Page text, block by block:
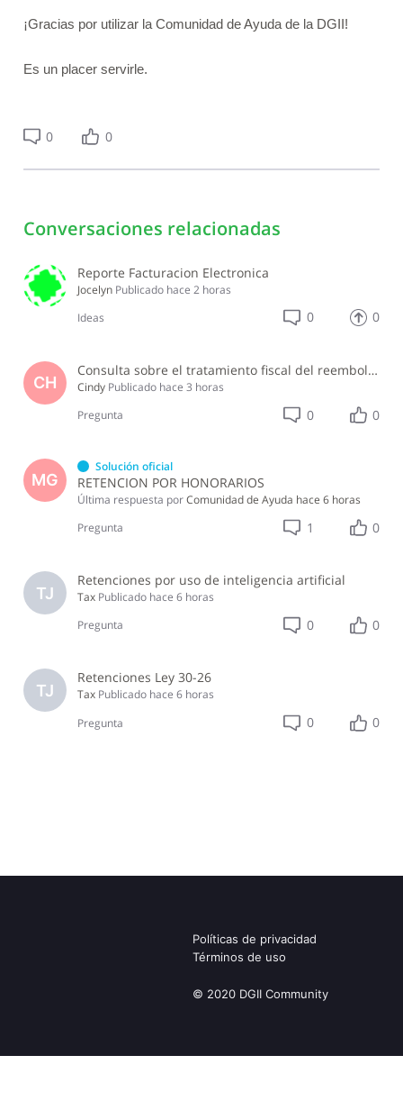
¡Gracias por utilizar la Comunidad de Ayuda de la DGII!
Es un placer servirle.
0 0
Conversaciones relacionadas
Reporte Facturacion Electronica
Jocelyn Publicado hace 2 horas
Ideas
0 0
CH
Consulta sobre el tratamiento fiscal del reembolso de alojamiento de Airbnb
Cindy Publicado hace 3 horas
Pregunta
0 0
MG
Solución oficial
RETENCION POR HONORARIOS
Última respuesta porComunidad de Ayuda hace 6 horas
Pregunta
1 0
TJ
Retenciones por uso de inteligencia artificial
Tax Publicado hace 6 horas
Pregunta
0 0
TJ
Retenciones Ley 30-26
Tax Publicado hace 6 horas
Pregunta
0 0
Políticas de privacidad
Términos de uso
© 2020 DGII Community